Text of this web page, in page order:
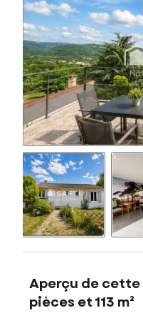
Aperçu de cette
pièces et 113 m²